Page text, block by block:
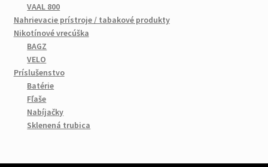
VAAL 800
Nahrievacie prístroje / tabakové produkty
Nikotínové vrecúška
BAGZ
VELO
Príslušenstvo
Batérie
Fľaše
Nabíjačky
Sklenená trubica